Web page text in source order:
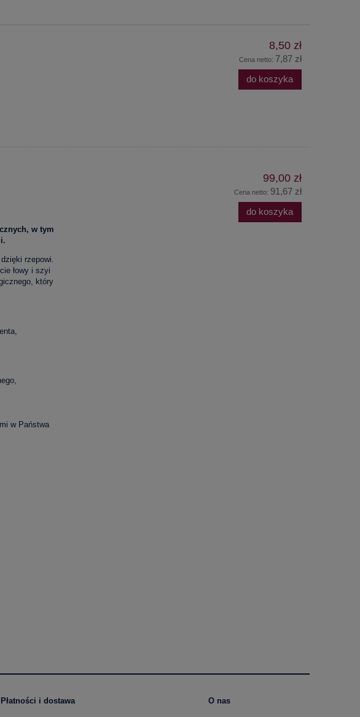
8,50 zł
Cena netto: 7,87 zł
do koszyka
w tym
rzepowi.
łowy i szyi
który
w Państwa
99,00 zł
Cena netto: 91,67 zł
do koszyka
Płatności i dostawa O nas